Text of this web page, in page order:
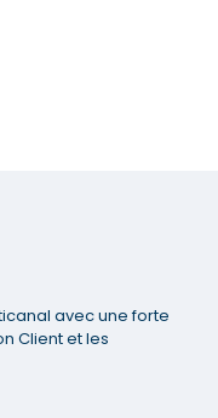
avec une forte
Client et les